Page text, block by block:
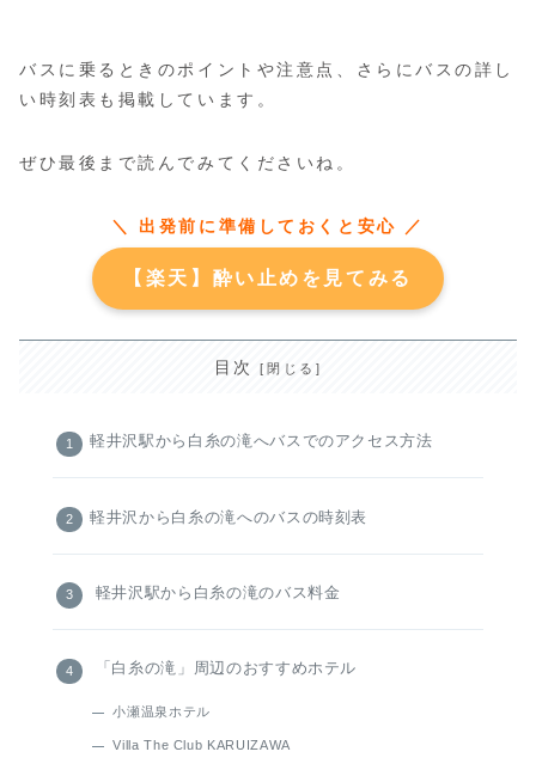
バスに乗るときのポイントや注意点、さらにバスの詳し
い時刻表も掲載しています。
ぜひ最後まで読んでみてくださいね。
＼ 出発前に準備しておくと安心 ／
【楽天】酔い止めを見てみる
目次
軽井沢駅から白糸の滝へバスでのアクセス方法
軽井沢から白糸の滝へのバスの時刻表
軽井沢駅から白糸の滝のバス料金
「白糸の滝」周辺のおすすめホテル
小瀬温泉ホテル
Villa The Club KARUIZAWA